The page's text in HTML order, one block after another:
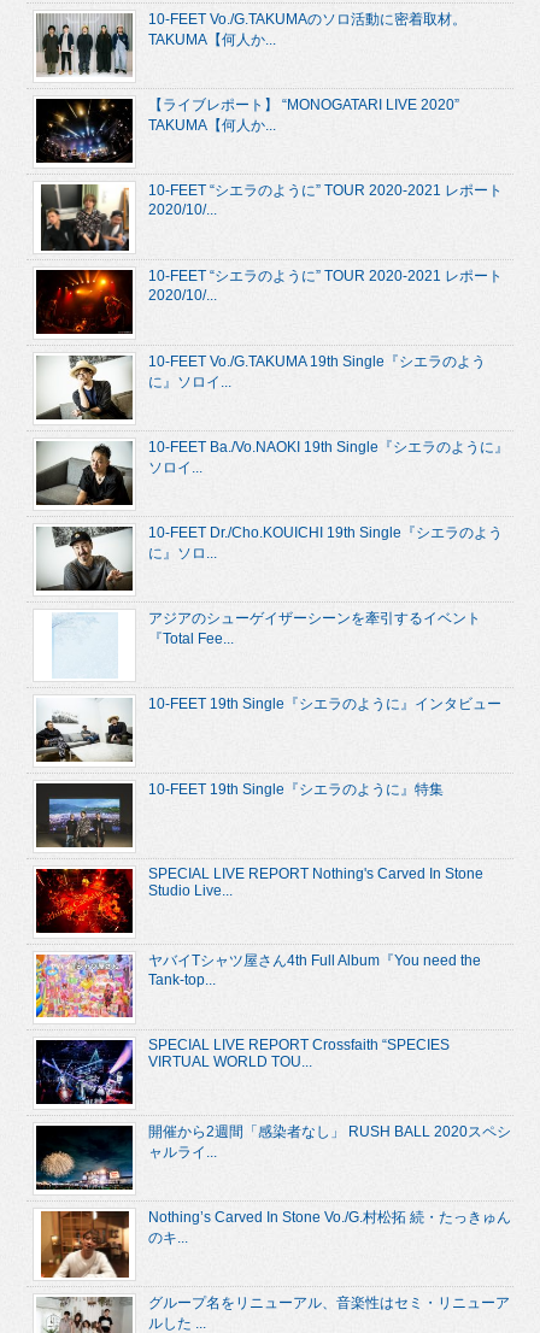
10-FEET Vo./G.TAKUMAのソロ活動に密着取材。
TAKUMA【何人か...
【ライブレポート】 “MONOGATARI LIVE 2020”
TAKUMA【何人か...
10-FEET “シエラのように” TOUR 2020-2021 レポート
2020/10/...
10-FEET “シエラのように” TOUR 2020-2021 レポート
2020/10/...
10-FEET Vo./G.TAKUMA 19th Single『シエラのよう
に』ソロイ...
10-FEET Ba./Vo.NAOKI 19th Single『シエラのように』
ソロイ...
10-FEET Dr./Cho.KOUICHI 19th Single『シエラのよう
に』ソロ...
アジアのシューゲイザーシーンを牽引するイベント
『Total Fee...
10-FEET 19th Single『シエラのように』インタビュー
10-FEET 19th Single『シエラのように』特集
SPECIAL LIVE REPORT Nothing's Carved In Stone
Studio Live...
ヤバイTシャツ屋さん4th Full Album『You need the
Tank-top...
SPECIAL LIVE REPORT Crossfaith “SPECIES
VIRTUAL WORLD TOU...
開催から2週間「感染者なし」 RUSH BALL 2020スペシ
ャルライ...
Nothing’s Carved In Stone Vo./G.村松拓 続・たっきゅん
のキ...
グループ名をリニューアル、音楽性はセミ・リニューア
ルした ...